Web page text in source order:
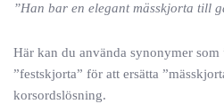
”Han bar en elegant mässkjorta till
Här kan du använda synonymer
”festskjorta” för att ersätta
korsordslösning.